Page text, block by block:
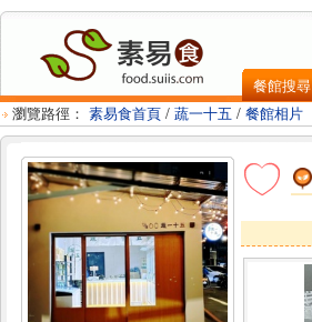
餐館搜尋
瀏覽路徑： 素易食首頁 / 蔬一十五 / 餐館相片